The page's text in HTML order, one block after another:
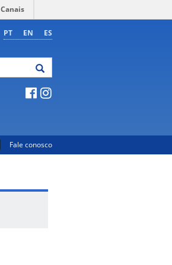
Canais
PT EN ES
Fale conosco